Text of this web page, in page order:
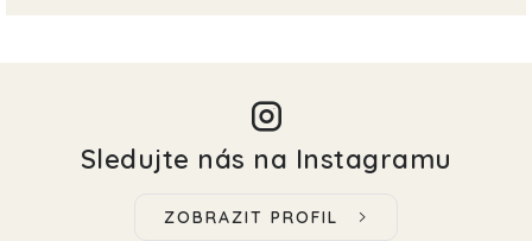
Sledujte nás na Instagramu
ZOBRAZIT PROFIL